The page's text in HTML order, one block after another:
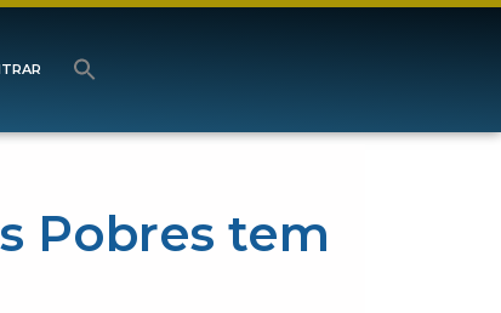
Pobres tem